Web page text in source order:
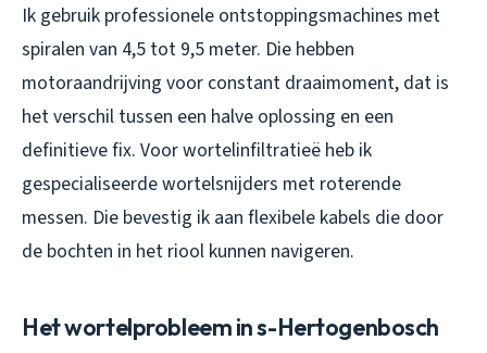
Ik gebruik professionele ontstoppingsmachines met
spiralen van 4,5 tot 9,5 meter. Die hebben
motoraandrijving voor constant draaimoment, dat is
het verschil tussen een halve oplossing en een
definitieve fix. Voor wortelinfiltratieë heb ik
gespecialiseerde wortelsnijders met roterende
messen. Die bevestig ik aan flexibele kabels die door
de bochten in het riool kunnen navigeren.
Het wortelprobleem in s-Hertogenbosch